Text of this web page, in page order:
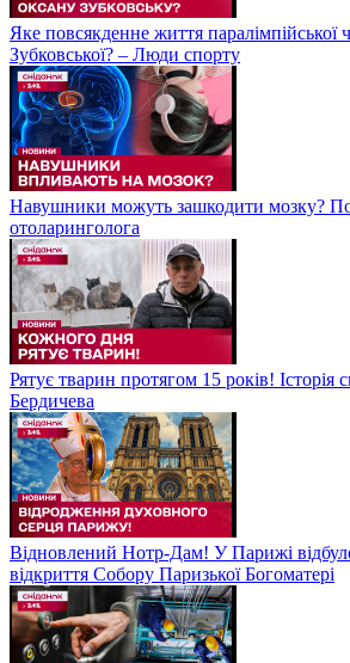
Яке повсякденне життя
Зубковської? – Люди спорту
Навушники можуть зашкодити мозку?
отоларинголога
Рятує тварин протягом 15 років! Історія
Бердичева
Відновлений Нотр-Дам! У Парижі
відкриття Собору Паризької Богоматері